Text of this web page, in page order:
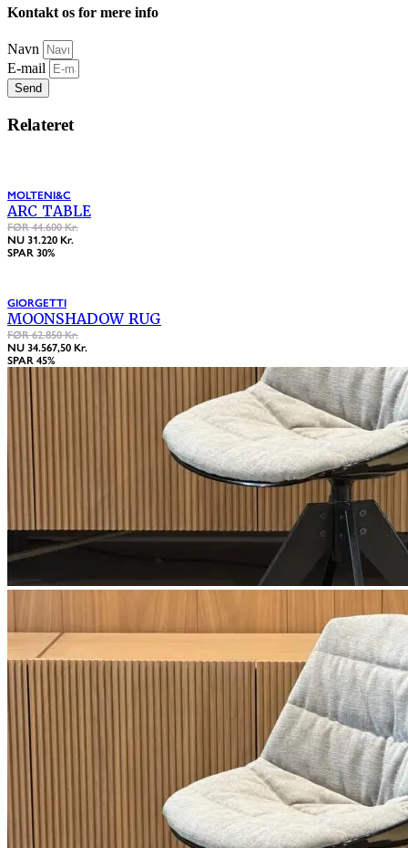
Kontakt os for mere info
Navn
E-mail
Send
Relateret
MOLTENI&C
ARC TABLE
FØR 44.600 Kr.
NU 31.220 Kr.
SPAR 30%
GIORGETTI
MOONSHADOW RUG
FØR 62.850 Kr.
NU 34.567,50 Kr.
SPAR 45%